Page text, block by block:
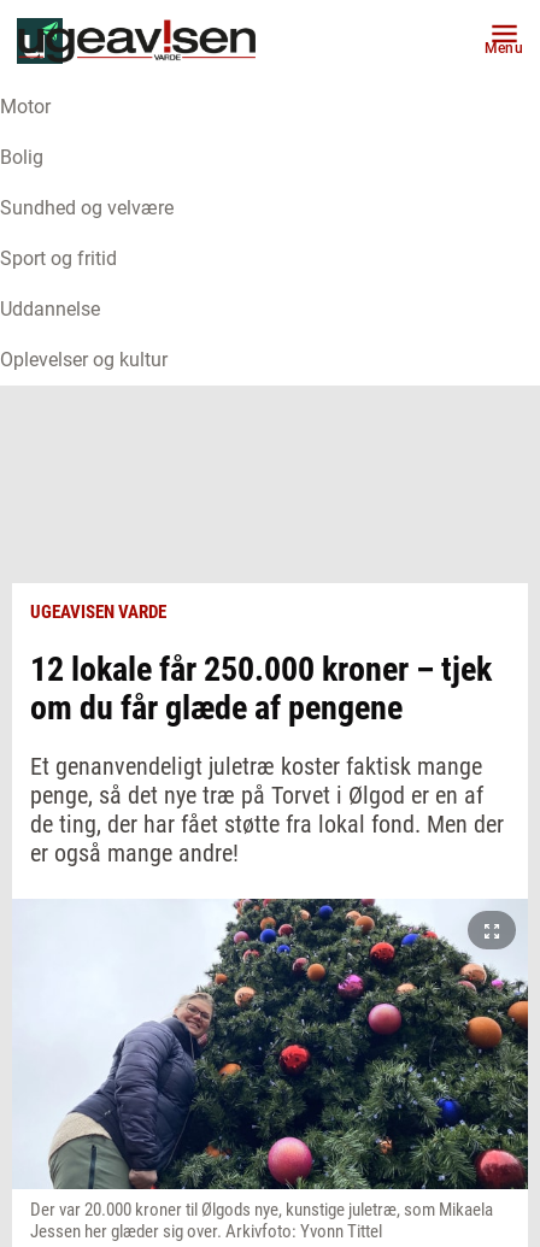
Menu
Motor
Bolig
Sundhed og velvære
Sport og fritid
Uddannelse
Oplevelser og kultur
UGEAVISEN VARDE
12 lokale får 250.000 kroner – tjek
om du får glæde af pengene
Et genanvendeligt juletræ koster faktisk mange
penge, så det nye træ på Torvet i Ølgod er en af
de ting, der har fået støtte fra lokal fond. Men der
er også mange andre!
Der var 20.000 kroner til Ølgods nye, kunstige juletræ, som Mikaela
Jessen her glæder sig over. Arkivfoto: Yvonn Tittel